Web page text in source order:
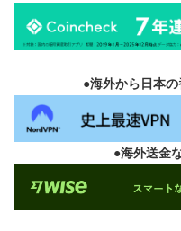
●海外から日本
●海外送金